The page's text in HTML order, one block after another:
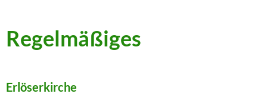
Regelmäßiges
Erlöserkirche